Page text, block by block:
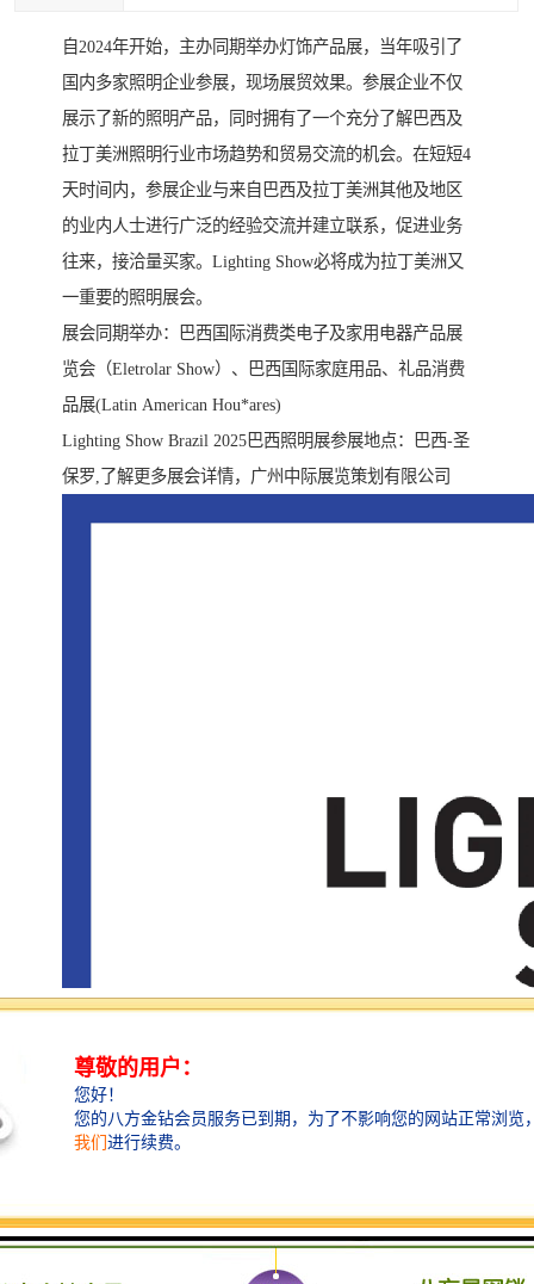
自2024年开始，主办同期举办灯饰产品展，当年吸引了
国内多家照明企业参展，现场展贸效果。参展企业不仅
展示了新的照明产品，同时拥有了一个充分了解巴西及
拉丁美洲照明行业市场趋势和贸易交流的机会。在短短4
天时间内，参展企业与来自巴西及拉丁美洲其他及地区
的业内人士进行广泛的经验交流并建立联系，促进业务
往来，接洽量买家。Lighting Show必将成为拉丁美洲又
一重要的照明展会。
展会同期举办：巴西国际消费类电子及家用电器产品展
览会（Eletrolar Show）、巴西国际家庭用品、礼品消费
品展(Latin American Hou*ares)
Lighting Show Brazil 2025巴西照明展参展地点：巴西-圣
保罗,了解更多展会详情，广州中际展览策划有限公司